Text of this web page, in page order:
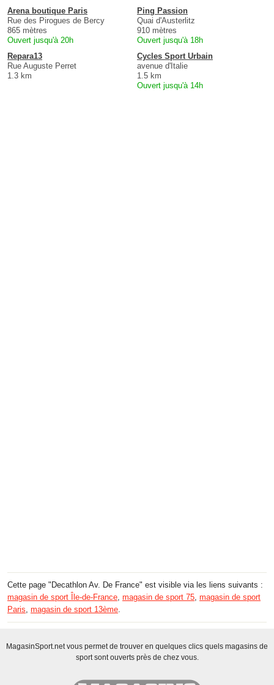
Arena boutique Paris
Rue des Pirogues de Bercy
865 mètres
Ouvert jusqu'à 20h
Ping Passion
Quai d'Austerlitz
910 mètres
Ouvert jusqu'à 18h
Repara13
Rue Auguste Perret
1.3 km
Cycles Sport Urbain
avenue d'Italie
1.5 km
Ouvert jusqu'à 14h
Cette page "Decathlon Av. De France" est visible via les liens suivants :
magasin de sport Île-de-France magasin de sport 75 magasin de sport
Paris magasin de sport 13ème
MagasinSport.net vous permet de trouver en quelques clics quels magasins de
sport sont ouverts près de chez vous.